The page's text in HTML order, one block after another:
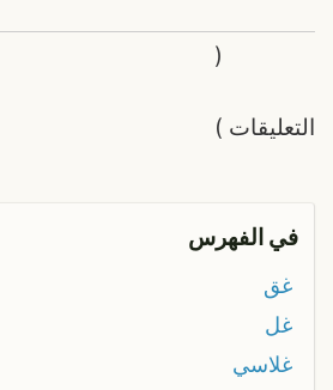
التعليقات
(
)
في الفهرس
غق
غل
غلاسي